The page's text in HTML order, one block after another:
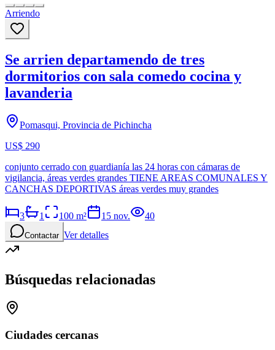
Arriendo
Se arrien departamendo de tres
dormitorios con sala comedo cocina y
lavanderia
Pomasqui, Provincia de Pichincha
US$ 290
conjunto cerrado con guardianía las 24 horas con cámaras de
vigilancia, áreas verdes grandes TIENE AREAS COMUNALES Y
CANCHAS DEPORTIVAS áreas verdes muy grandes
3 1 100 m² 15 nov. 40
Contactar Ver detalles
Búsquedas relacionadas
Ciudades cercanas